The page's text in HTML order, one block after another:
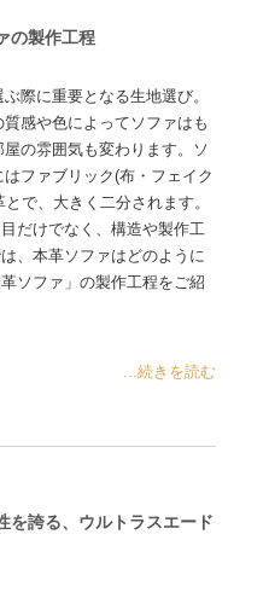
の製作工程
ぶ際に重要となる生地選び。
質感や色によってソファはも
屋の雰囲気も変わります。ソ
はファブリック(布・フェイク
で、大きく二分されます。
だけでなく、構造や製作工
、本革ソファはどのように
ソファ」の製作工程をご紹
...続きを読む
を誇る、ウルトラスエード